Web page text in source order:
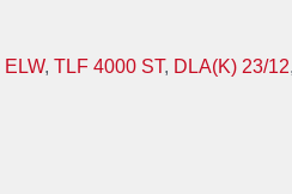
ELW, TLF 4000 ST, DLA(K) 23/12,